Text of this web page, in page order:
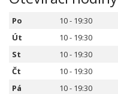
Po
10 - 19:30
Út
10 - 19:30
St
10 - 19:30
Čt
10 - 19:30
Pá
10 - 19:30